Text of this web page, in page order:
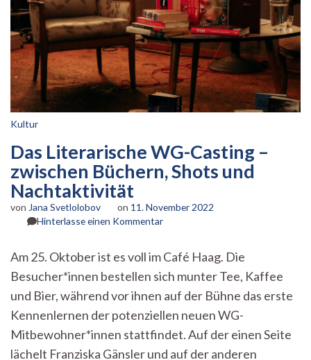
Kultur
Das Literarische WG-Casting –
zwischen Büchern, Shots und
Nachtaktivität
von Jana Svetlolobov on 11. November 2022
Hinterlasse einen Kommentarzu
WG-
Casting
zwischen
Büchern,
Shots
Am 25. Oktober ist es voll im Café Haag. Die
Besucher*innen bestellen sich munter Tee, Kaffee
und Bier, während vor ihnen auf der Bühne das erste
Kennenlernen der potenziellen neuen WG-
Mitbewohner*innen stattfindet. Auf der einen Seite
lächelt Franziska Gänsler und auf der anderen